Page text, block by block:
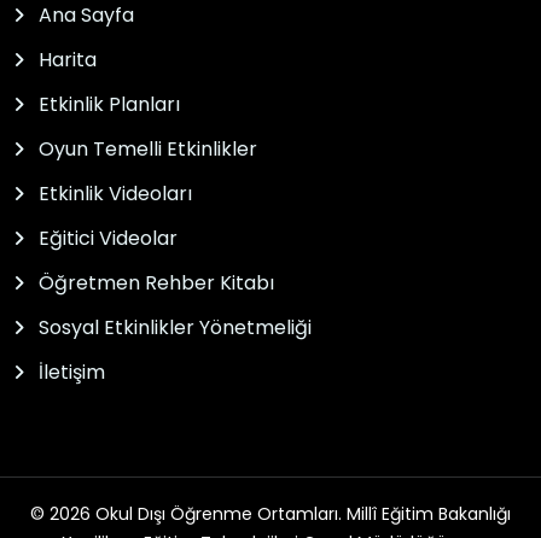
Ana Sayfa
Harita
Etkinlik Planları
Oyun Temelli Etkinlikler
Etkinlik Videoları
Eğitici Videolar
Öğretmen Rehber Kitabı
Sosyal Etkinlikler Yönetmeliği
İletişim
© 2026 Okul Dışı Öğrenme Ortamları. Millî Eğitim Bakanlığı